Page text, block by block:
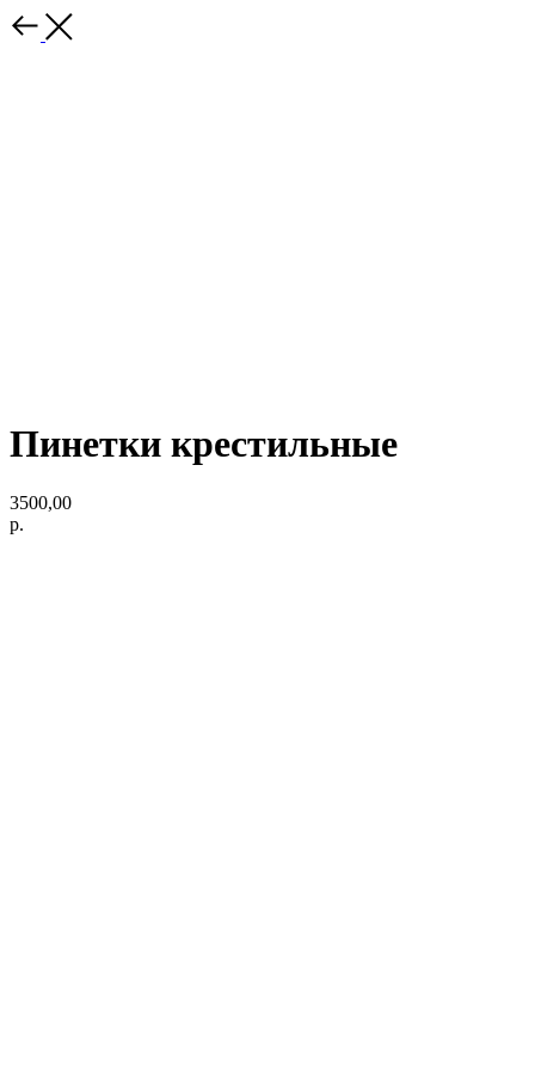
Пинетки крестильные
3500,00
р.